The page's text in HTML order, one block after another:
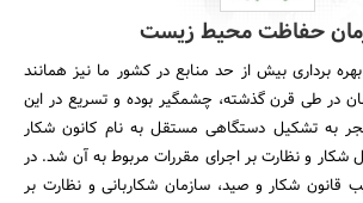
حفاظت محیط زیست
برداری بیش از حد منابع در کشور ما نیز همانند
در طی قرن گذشته، چشمگیر بوده و تسریع در این
در سال 1335 منجر به تشکیل دستگاهی مستقل به نام کانون شکار
و نظارت بر اجرای مقررات مربوط به آن شد. در
تصویب قانون شکار و صید، سازمان شکاربانی و نظارت بر